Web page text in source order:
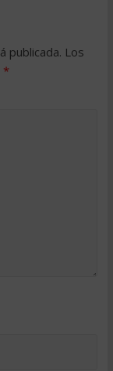
publicada. Los
*